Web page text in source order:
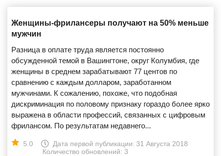
Женщины-фрилансеры получают на 50% меньше
мужчин
Разница в оплате труда является постоянно
обсужденной темой в Вашингтоне, округ Колумбия, где
женщины в среднем зарабатывают 77 центов по
сравнению с каждым долларом, заработанном
мужчинами. К сожалению, похоже, что подобная
дискриминация по половому признаку гораздо более ярко
выражена в области профессий, связанных с цифровым
фрилансом. По результатам недавнего...
5.0 Дата первой публикации: 31 Августа 2018
Количество обновлений: 3